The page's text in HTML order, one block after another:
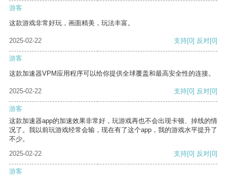
游客
这款游戏非常好玩，画面精美，玩法丰富。
2025-02-22 支持[0] 反对[0]
游客
这款加速器VPM应用程序可以给你提供全球覆盖和最高安全性的连接。
2025-02-22 支持[0] 反对[0]
游客
这款加速器app的加速效果非常好，玩游戏再也不会出现卡顿、掉线的情
况了。我以前玩游戏经常会输，现在有了这个app，我的游戏水平提升了
不少。
2025-02-22
支持[0] 反对[0]
游客